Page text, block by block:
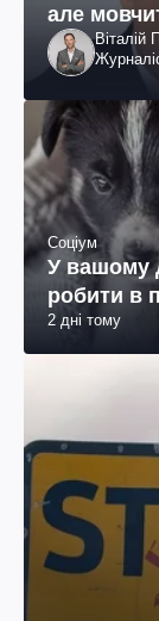
але
Віталій
Соціум
У вашому
робити в
2 дні тому